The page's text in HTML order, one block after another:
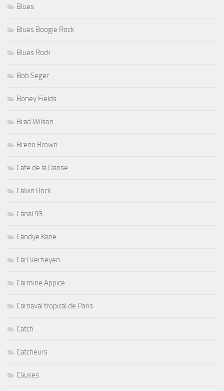
Blues
Blues Boogie Rock
Blues Rock
Bob Seger
Boney Fields
Brad Wilson
Breno Brown
Cafe de la Danse
Calvin Rock
Canal 93
Candye Kane
Carl Verheyen
Carmine Appice
Carnaval tropical de Paris
Catch
Catcheurs
Causes